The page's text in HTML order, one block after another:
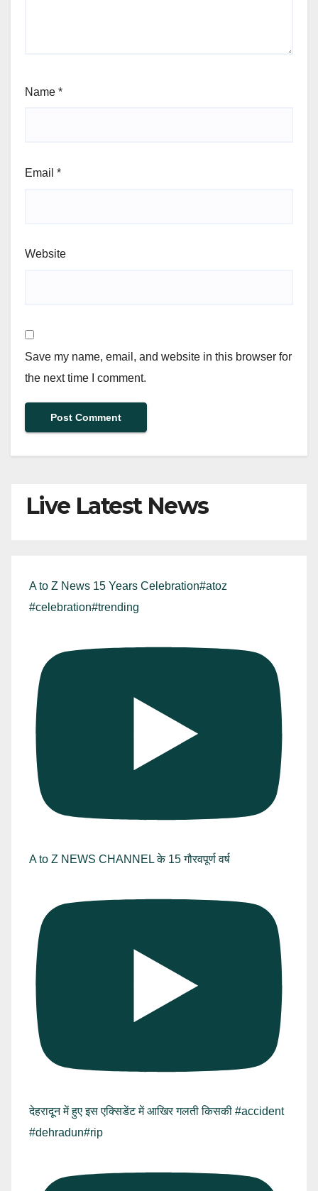
Name *
Email *
Website
Save my name, email, and website in this browser for
the next time I comment.
Live Latest News
A to Z News 15 Years Celebration#atoz
#celebration#trending
A to Z NEWS CHANNEL के 15 गौरवपूर्ण वर्ष
देहरादून में हुए इस एक्सिडेंट में आखिर गलती किसकी #accident
#dehradun#rip